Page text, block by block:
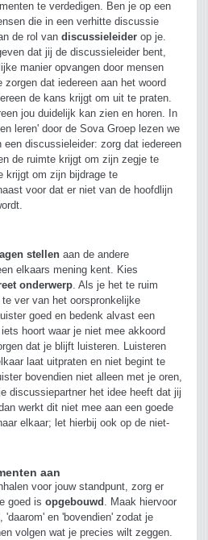
te verdedigen. Ben je op een
die in een verhitte discussie
de rol vandiscussieleider op je.
dat jij de discussieleider bent,
manier opvangen door mensen
zorgen dat iedereen aan het woord
de kans krijgt om uit te praten.
jou duidelijk kan zien en horen. In
leren' door de Sova Groep lezen we
discussieleider: zorg dat iedereen
de ruimte krijgt om zijn zegje te
krijgt om zijn bijdrage te
voor dat er niet van de hoofdlijn
stellenaan de andere
elkaars mening kent. Kies
onderwerp . Als je het te ruim
ver van het oorspronkelijke
goed en bedenk alvast een
hoort waar je niet mee akkoord
dat je blijft luisteren. Luisteren
laat uitpraten en niet begint te
bovendien niet alleen met je oren,
discussiepartner het idee heeft dat jij
werkt dit niet mee aan een goede
elkaar; let hierbij ook op de niet-
aan
voor jouw standpunt, zorg er
goed isopgebouwd . Maak hiervoor
'daarom' en 'bovendien' zodat je
volgen wat je precies wilt zeggen.